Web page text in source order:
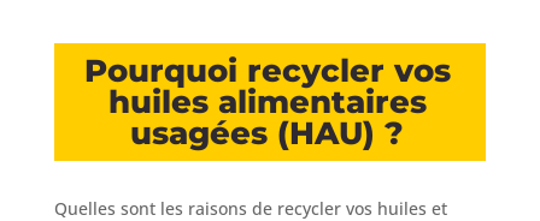
Pourquoi recycler vos
huiles alimentaires
usagées (HAU) ?
Quelles sont les raisons de recycler vos huiles et